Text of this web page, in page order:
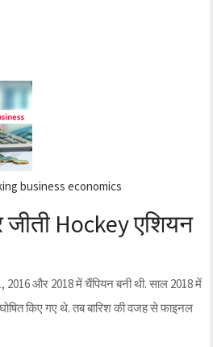
business economics
जीती Hockey एशियन
2016 और 2018 में चैंपियन बनी थी. साल 2018 में
किए गए थे. तब बारिश की वजह से फाइनल